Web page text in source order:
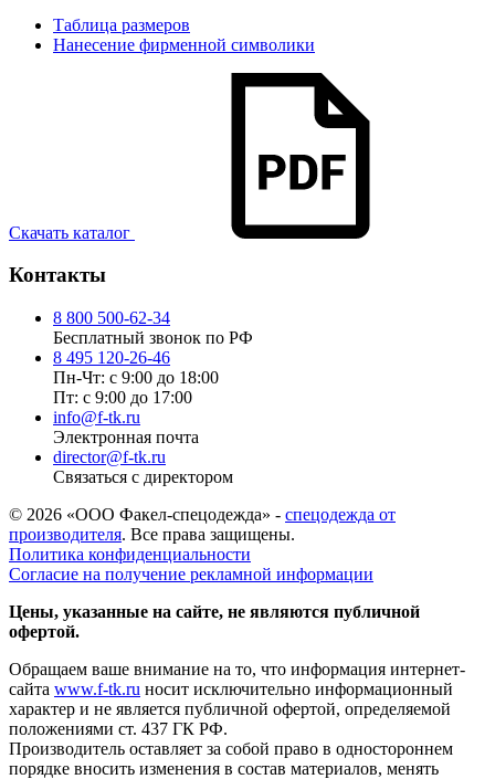
Таблица размеров
Нанесение фирменной символики
Скачать каталог
Контакты
8 800 500-62-34
Бесплатный звонок по РФ
8 495 120-26-46
Пн-Чт: с 9:00 до 18:00
Пт: с 9:00 до 17:00
info@f-tk.ru
Электронная почта
director@f-tk.ru
Связаться с директором
© 2026 «ООО Факел-спецодежда» - спецодежда от
производителя. Все права защищены.
Политика конфиденциальности
Согласие на получение рекламной информации
Цены, указанные на сайте, не являются публичной
офертой.
Обращаем ваше внимание на то, что информация интернет-
сайта www.f-tk.ru носит исключительно информационный
характер и не является публичной офертой, определяемой
положениями ст. 437 ГК РФ.
Производитель оставляет за собой право в одностороннем
порядке вносить изменения в состав материалов, менять